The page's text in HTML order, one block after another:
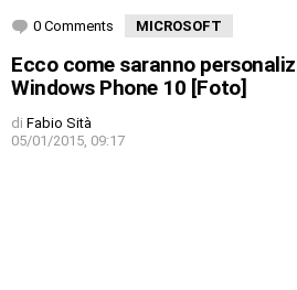
0 Comments MICROSOFT
Ecco come saranno
Windows Phone 10 [Foto]
di Fabio Sità
05/01/2015, 09:17